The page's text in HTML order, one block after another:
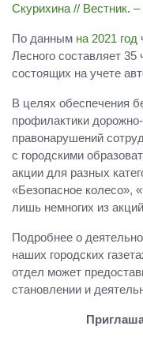
Скурихина // Вестник.
По данным на 2021 год
Лесного составляет
состоящих на учете
В целях обеспечения
профилактики
правонарушений
с городскими
акции для разных
«Безопасное колесо»,
лишь немногих из
Подробнее о
наших городских
отдел может
становлении и